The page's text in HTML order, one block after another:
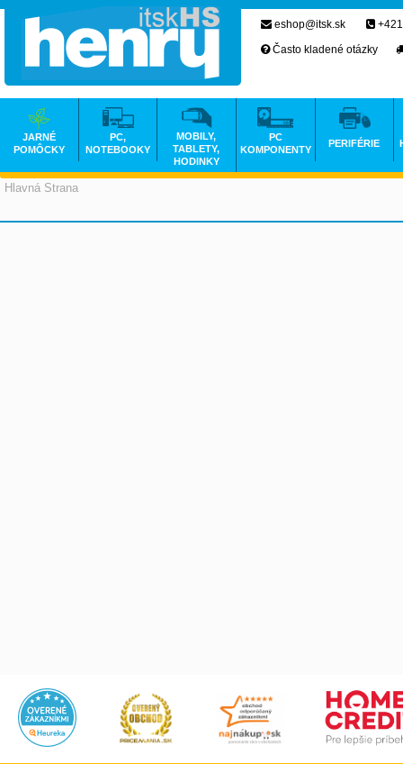
Hlavná Strana
eshop@itsk.sk
Často kladené otázky
JARNÉ
POMÔCKY
PC,
NOTEBOOKY
MOBILY,
TABLETY,
HODINKY
PC
KOMPONENTY
PERIFÉRIE